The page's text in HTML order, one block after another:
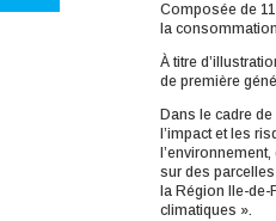
Composée de
la
À titre
de première
Dans le cadre
l’impact et les
sur des
la Région Ile-
climatiques ».